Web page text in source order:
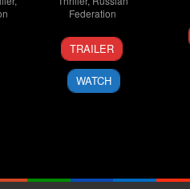
Federation
23
Mar
2017
Vladimir
Bortko
TRAILER
WATCH